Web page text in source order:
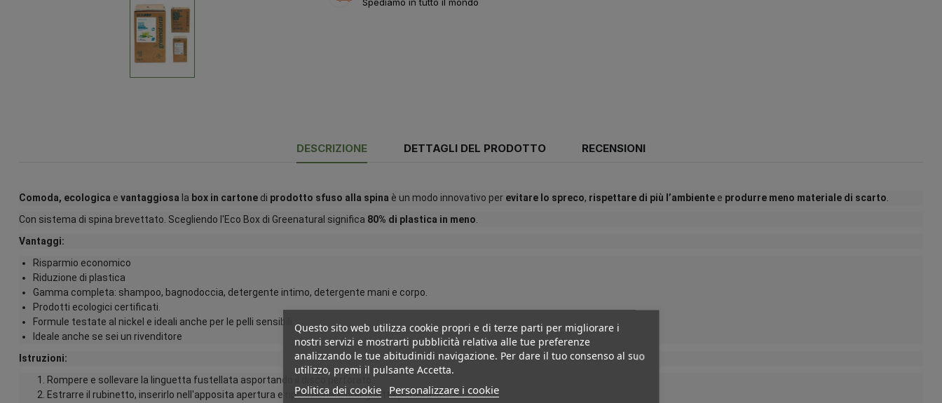
DESCRIZIONE DETTAGLI DEL PRODOTTO RECENSIONI
Comoda, ecologica e vantaggiosa la box in cartone di prodotto sfuso alla spina è un modo innovativo per evitare lo spreco, rispettare di più l’ambiente e produrre meno materiale di scarto
Con sistema di spina brevettato. Scegliendo l'Eco Box di Greenatural significa 80% di plastica in meno
Vantaggi:
Risparmio economico
Riduzione di plastica
Gamma completa: shampoo, bagnodoccia, detergente intimo, detergente mani e corpo.
Prodotti ecologici certificati.
Formule testate al nickel e ideali anche per le pelli sensibili
Ideale anche se sei un rivenditore
Istruzioni:
Rompere e sollevare la linguetta fustellata asportando il disco perforato.
Estrarre il rubinetto, inserirlo nell'apposita apertura e riposizionare la linguetta perforata.
Questo sito web utilizza cookie propri e di terze parti per migliorare i
nostri servizi e mostrarti pubblicità relativa alle tue preferenze
analizzando le tue abitudinidi navigazione. Per dare il tuo consenso al suo
utilizzo, premi il pulsante Accetta.
Politica dei cookie Personalizzare i cookie